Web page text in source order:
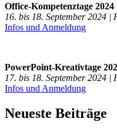
Office-Kompetenztage 2024
16. bis 18. September 2024 |
Infos und Anmeldung
PowerPoint-Kreativtage
17. bis 18. September 2024 |
Infos und Anmeldung
Neueste Beiträge